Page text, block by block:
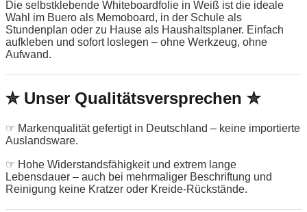
Die selbstklebende Whiteboardfolie in Weiß ist die ideale
Wahl im Buero als Memoboard, in der Schule als
Stundenplan oder zu Hause als Haushaltsplaner. Einfach
aufkleben und sofort loslegen – ohne Werkzeug, ohne
Aufwand.
✮ Unser Qualitätsversprechen ✮
☞ Markenqualität gefertigt in Deutschland – keine importierte
Auslandsware.
☞ Hohe Widerstandsfähigkeit und extrem lange
Lebensdauer – auch bei mehrmaliger Beschriftung und
Reinigung keine Kratzer oder Kreide-Rückstände.